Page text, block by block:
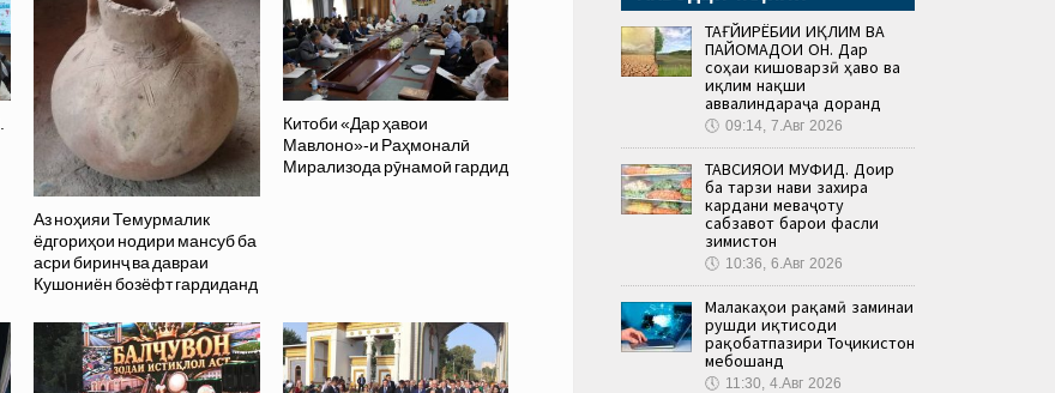
Аз ноҳияи Темурмалик
ёдгориҳои нодири мансуб ба
асри биринҷ ва давраи
Кушониён бозёфт гардиданд
Китоби «Дар ҳавои
Мавлоно»-и Раҳмоналӣ
Мирализода рӯнамоӣ гардид
ТАҒЙИРЁБИИ ИҚЛИМ ВА
ПАЙОМАДҲОИ ОН. Дар
соҳаи кишоварзӣ ҳаво ва
иқлим нақши
аввалиндараҷа доранд
🕔 09:14, 7.Авг 2026
ТАВСИЯҲОИ МУФИД. Доир
ба тарзи нави захира
кардани меваҷоту
сабзавот барои фасли
зимистон
🕔 10:36, 6.Авг 2026
Малакаҳои рақамӣ заминаи
рушди иқтисоди
рақобатпазири Тоҷикистон
мебошанд
🕔 11:30, 4.Авг 2026